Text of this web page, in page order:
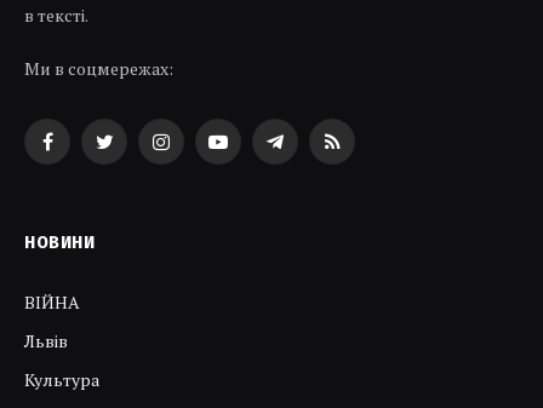
в тексті.
Ми в соцмережах:
FacebookTwitterInstagramYouTubeTelegramRSS
НОВИНИ
ВІЙНА
Львів
Культура